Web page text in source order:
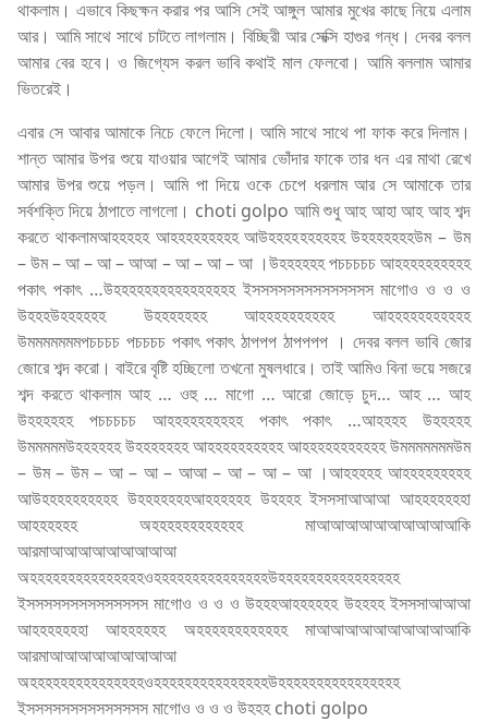
থাকলাম। এভাবে কিছক্ষন করার পর আসি সেই আঙ্গুল আমার মুখের কাছে নিয়ে এলাম
আর। আমি সাথে সাথে চাটতে লাগলাম। বিচ্ছিরী আর সেক্সি হাগুর গন্ধ। দেবর বলল
আমার বের হবে। ও জিগ্যেস করল ভাবি কথাই মাল ফেলবো। আমি বললাম আমার
ভিতরেই।
এবার সে আবার আমাকে নিচে ফেলে দিলো। আমি সাথে সাথে পা ফাক করে দিলাম।
শান্ত আমার উপর শুয়ে যাওয়ার আগেই আমার ভোঁদার ফাকে তার ধন এর মাথা রেখে
আমার উপর শুয়ে পড়ল। আমি পা দিয়ে ওকে চেপে ধরলাম আর সে আমাকে তার
সর্বশক্তি দিয়ে ঠাপাতে লাগলো। choti golpo আমি শুধু আহ আহা আহ আহ শব্দ
করতে থাকলামআহহহহহ আহহহহহহহহহ আউহহহহহহহহহহ উহহহহহহহউম – উম
– উম – আ – আ – আআ – আ – আ – আ ।উহহহহহহ পচচচচচ আহহহহহহহহহহ
পকাৎ পকাৎ …উহহহহহহহহহহহহহহহহ ইসসসসসসসসসসসসসস মাগোও ও ও ও
উহহহউহহহহহহ উহহহহহহহ আহহহহহহহহহহ আহহহহহহহহহহহ
উমমমমমমমপচচচচ পচচচচ পকাৎ পকাৎ ঠাপপপ ঠাপপপপ । দেবর বলল ভাবি জোর
জোরে শব্দ করো। বাইরে বৃষ্টি হচ্ছিলো তখনো মুষলধারে। তাই আমিও বিনা ভয়ে সজরে
শব্দ করতে থাকলাম আহ … ওহু … মাগো … আরো জোড়ে চুদ… আহ … আহ
উহহহহহহ পচচচচচ আহহহহহহহহহহ পকাৎ পকাৎ …আহহহহ উহহহহহ
উমমমমমউহহহহহহ উহহহহহহহ আহহহহহহহহহহ আহহহহহহহহহহহ উমমমমমমমউম
– উম – উম – আ – আ – আআ – আ – আ – আ ।আহহহহহ আহহহহহহহহহ
আউহহহহহহহহহহ উহহহহহহহআহহহহহহ উহহহহ ইসসসাআআআ আহহহহহহহা
আহহহহহহ অহহহহহহহহহহহহ মাআআআআআআআআআআকি
আরমাআআআআআআআআআ
অহহহহহহহহহহহহহহহওহহহহহহহহহহহহহহহউহহহহহহহহহহহহহহহহ
ইসসসসসসসসসসসসসস মাগোও ও ও ও উহহহআহহহহহহ উহহহহ ইসসসাআআআ
আহহহহহহহা আহহহহহহ অহহহহহহহহহহহহ মাআআআআআআআআআআকি
আরমাআআআআআআআআআ
অহহহহহহহহহহহহহহহওহহহহহহহহহহহহহহহউহহহহহহহহহহহহহহহহ
ইসসসসসসসসসসসসসস মাগোও ও ও ও উহহহ choti golpo